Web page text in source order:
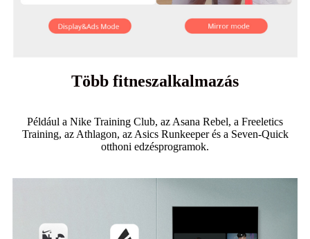
Több fitneszalkalmazás
Például a Nike Training Club, az Asana Rebel, a Freeletics
Training, az Athlagon, az Asics Runkeeper és a Seven-Quick
otthoni edzésprogramok.